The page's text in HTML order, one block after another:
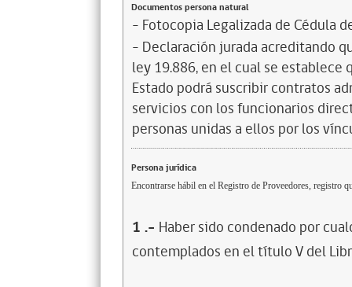
Documentos persona natural
- Fotocopia Legalizada de Cédula
- Declaración jurada acreditando
ley 19.886, en el cual se
Estado podrá suscribir contratos
servicios con los funcionarios
personas unidas a ellos por los
Persona jurídica
Encontrarse hábil en el Registro de Proveedores, registro
1 .- Haber sido condenado por
contemplados en el título V del